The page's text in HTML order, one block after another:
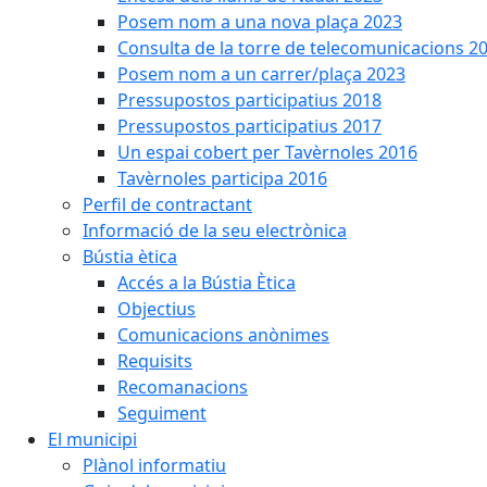
Posem nom a una nova plaça 2023
Consulta de la torre de telecomunicacions
Posem nom a un carrer/plaça 2023
Pressupostos participatius 2018
Pressupostos participatius 2017
Un espai cobert per Tavèrnoles 2016
Tavèrnoles participa 2016
Perfil de contractant
Informació de la seu electrònica
Bústia ètica
Accés a la Bústia Ètica
Objectius
Comunicacions anònimes
Requisits
Recomanacions
Seguiment
El municipi
Plànol informatiu